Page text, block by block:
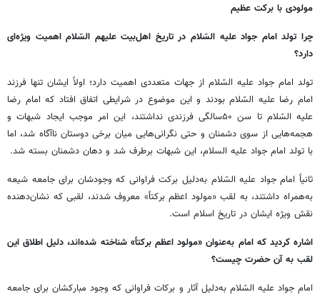
مولودی با برکت عظیم
چرا تولد امام جواد علیه السّلام در تاریخ اهل‌بیت علیهم السّلام اهمیت ویژه‌ای
دارد؟
تولد امام جواد علیه السّلام از جهات متعددی اهمیت دارد؛ اولاً ایشان تنها فرزند
امام رضا علیه السّلام بودند و این موضوع در شرایطی اتفاق افتاد که امام رضا
علیه السّلام تا سن ۵۰سالگی فرزندی نداشتند، این امر موجب ایجاد شبهات و
هجمه‌هایی از سوی دشمنان و حتی نگرانی‌هایی میان برخی دوستان ناآگاه شد، اما
با تولد امام جواد علیه السلام، این شبهات برطرف شد و دهان دشمنان بسته شد.
ثانیاً امام جواد علیه السّلام به‌دلیل برکت فراوانی که وجودشان برای جامعه شیعه
به‌همراه داشتند، به لقب «مولود اعظم برکتاً» معروف شدند، لقبی که نشان‌دهنده
نقش ویژه ایشان در تاریخ اسلام است.
اشاره کردید که امام به‌عنوان «مولود اعظم برکتاً» شناخته شده‌اند، دلیل اطلاق این
لقب به آن حضرت چیست؟
امام جواد علیه السّلام به‌دلیل آثار و برکات فراوانی که وجود مبارکشان برای جامعه